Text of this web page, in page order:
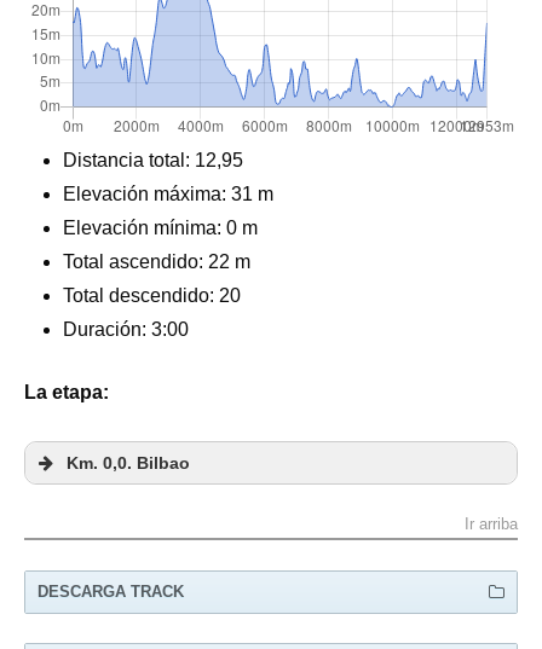
Distancia total: 12,95
Elevación máxima: 31 m
Elevación mínima: 0 m
Total ascendido: 22 m
Total descendido: 20
Duración: 3:00
La etapa:
Km. 0,0. Bilbao
Ir arriba
DESCARGA TRACK